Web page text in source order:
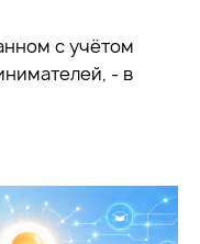
с учётом
- в